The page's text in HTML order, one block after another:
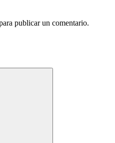
publicar un comentario.